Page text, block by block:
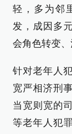
轻，多为邻
发，成因多
会角色转变、
针对老年人
宽严相济刑
当宽则宽的
等老年人犯